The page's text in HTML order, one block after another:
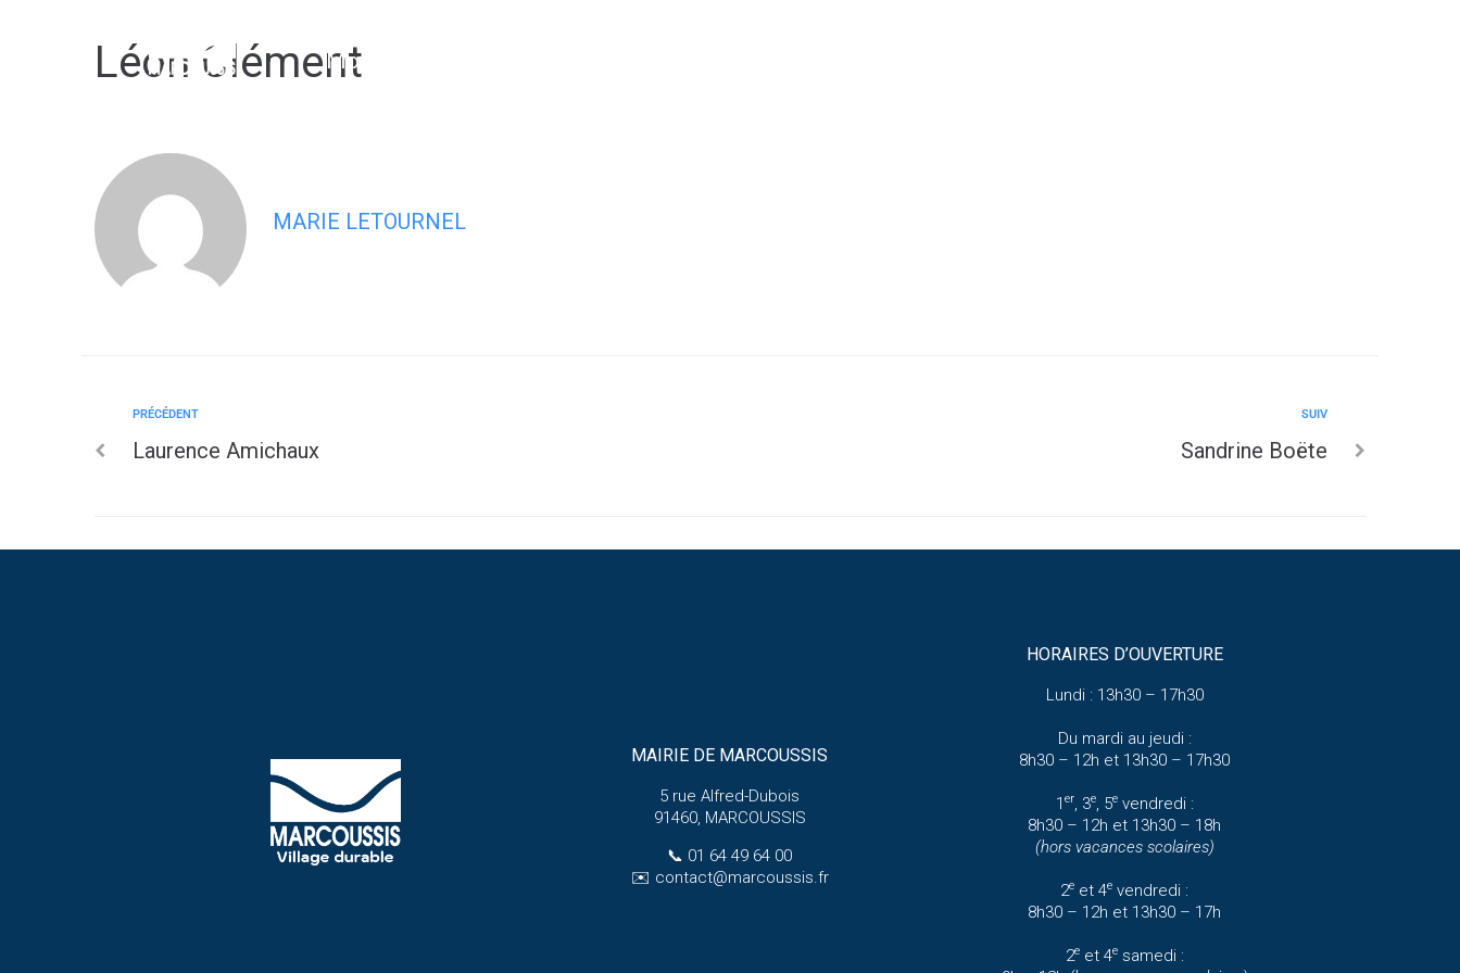
Mon village
Léon Clément
MARIE LETOURNEL
PRÉCÉDENT
Laurence Amichaux
SUIV
Sandrine Boëte
MAIRIE DE MARCOUSSIS
5 rue Alfred-Dubois
91460, MARCOUSSIS
📞 01 64 49 64 00
✉️ contact@marcoussis.fr
HORAIRES D’OUVERTURE
Lundi : 13h30 – 17h30
Du mardi au jeudi :
8h30 – 12h et 13h30 – 17h30
1 er, 3e, 5evendredi :
8h30 – 12h et 13h30 – 18h
(hors vacances scolaires)
2e et 4e vendredi :
8h30 – 12h et 13h30 – 17h
2eet 4esamedi :